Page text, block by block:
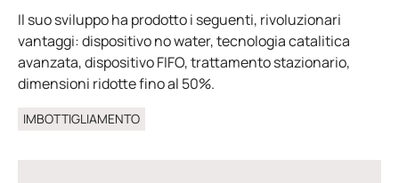
Il suo sviluppo ha prodotto i seguenti, rivoluzionari
vantaggi: dispositivo no water, tecnologia catalitica
avanzata, dispositivo FIFO, trattamento stazionario,
dimensioni ridotte fino al 50%.
IMBOTTIGLIAMENTO